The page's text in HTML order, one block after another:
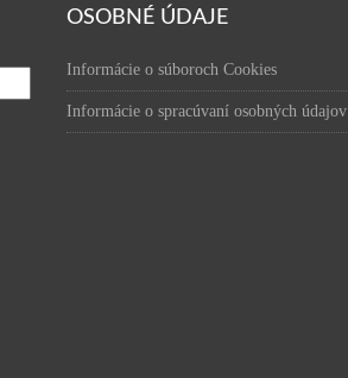
OSOBNÉ ÚDAJE
Informácie o súboroch Cookies
Informácie o spracúvaní osobných údajov